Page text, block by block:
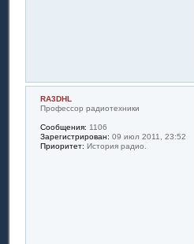
RA3DHL
Профессор радиотехники
Сообщения: 1106
Зарегистрирован: 09 июл 2011, 23:52
Приоритет: История радио.